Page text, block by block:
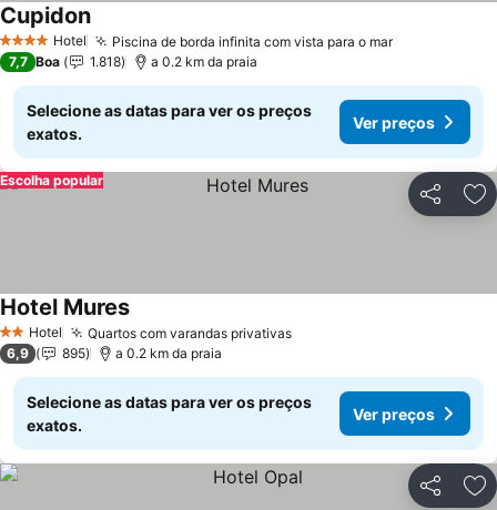
4 EstrelasHotel Piscina de borda infinita com vista para o marVer preços
CupidonVer preços
7,7 Boa 1.818 a 0.2 km da praia
Selecione as datas para ver os preços
exatos.
Ver preços
Partilhar
Escolha popular
2 Estrelas
Hotel Quartos com varandas privativasVer preços
Hotel MuresVer preços
6,9 895 a 0.2 km da praia
Selecione as datas para ver os preços
exatos.
Ver preços
Partilhar